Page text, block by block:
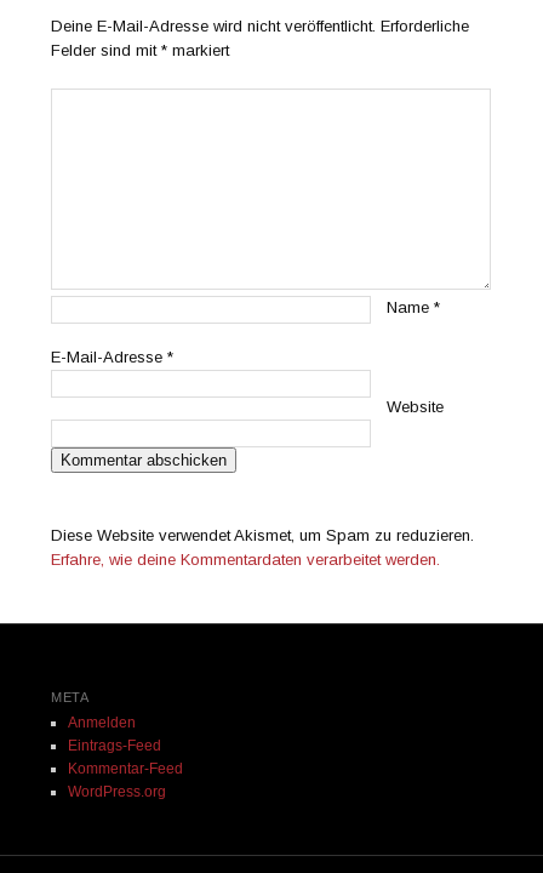
Deine E-Mail-Adresse wird nicht veröffentlicht. Erforderliche
Felder sind mit* markiert
Name*
E-Mail-Adresse*
Website
Diese Website verwendet Akismet, um Spam zu reduzieren.
Erfahre, wie deine Kommentardaten verarbeitet werden.
META
Anmelden
Eintrags-Feed
Kommentar-Feed
WordPress.org